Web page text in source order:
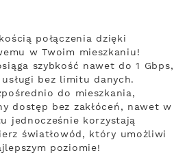
połączenia dzięki
w Twoim mieszkaniu!
szybkość nawet do 1 Gbps,
bez limitu danych.
do mieszkania,
dostęp bez zakłóceń, nawet w
jednocześnie korzystają
światłowód, który umożliwi
poziomie!